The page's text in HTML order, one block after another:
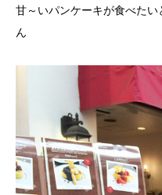
甘～いパンケーキが食べた
ん